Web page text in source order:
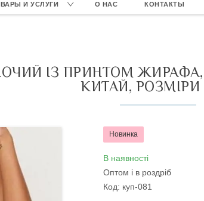
И УСЛУГИ О НАС КОНТАКТЫ
ІЗ ПРИНТОМ
КИТАЙ, РОЗМІРИ
Новинка
В наявності
Оптом і в роздріб
Код: куп-081